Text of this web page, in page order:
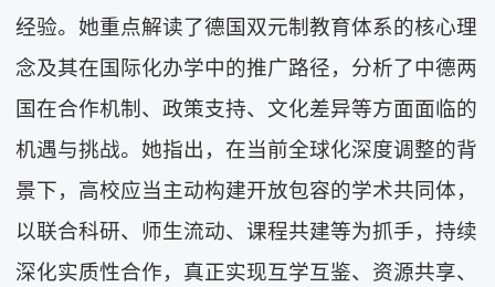
经验。她重点解读了德国双元制教育体系的核心理
念及其在国际化办学中的推广路径，分析了中德两
国在合作机制、政策支持、文化差异等方面面临的
机遇与挑战。她指出，在当前全球化深度调整的背
景下，高校应当主动构建开放包容的学术共同体，
以联合科研、师生流动、课程共建等为抓手，持续
深化实质性合作，真正实现互学互鉴、资源共享、